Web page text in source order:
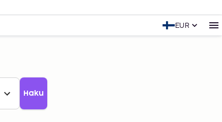
EUR
Haku